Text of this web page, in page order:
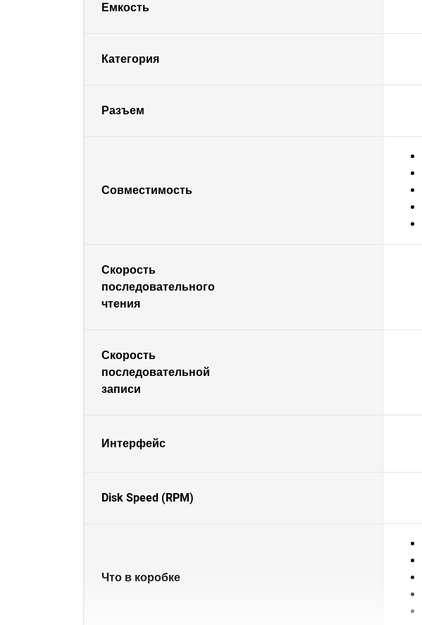
Емкость
Категория
Разъем
Совместимость
Скорость
последовательного
чтения
Скорость
последовательной
записи
Интерфейс
Disk Speed (RPM)
Что в коробке